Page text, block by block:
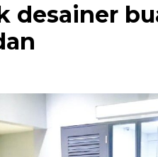
desainer